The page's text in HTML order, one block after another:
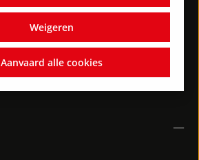
Weigeren
Aanvaard alle cookies